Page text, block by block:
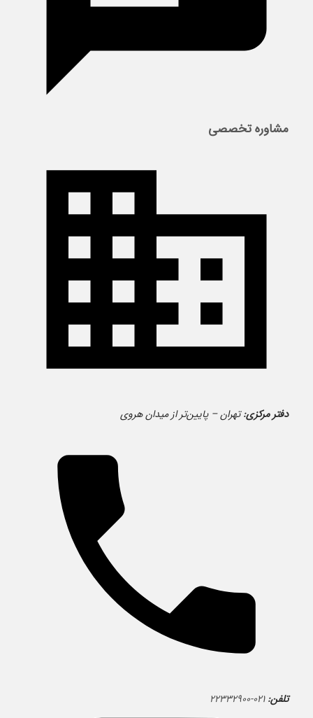
مشاوره تخصصی
دفتر مرکزی:تهران – پایین‌تر از میدان هروی
تلفن: ۰۲۱-۲۲۳۳۲۹۰۰